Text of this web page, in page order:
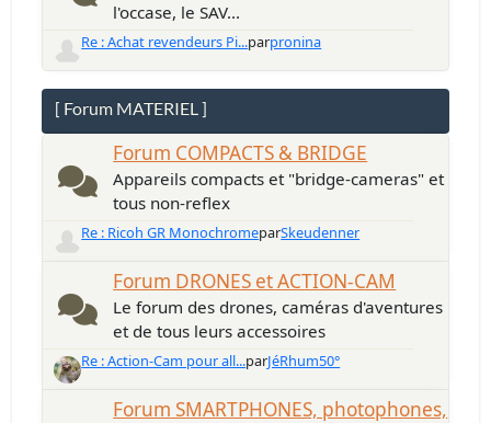
l'occase, le SAV...
Re : Achat revendeurs Pi...parpronina
[ Forum MATERIEL ]
Forum COMPACTS & BRIDGE
Appareils compacts et "bridge-cameras" et
tous non-reflex
Re : Ricoh GR MonochromeparSkeudenner
Forum DRONES et ACTION-CAM
Le forum des drones, caméras d'aventures
et de tous leurs accessoires
Re : Action-Cam pour all...parJéRhum50°
Forum SMARTPHONES, photophones,